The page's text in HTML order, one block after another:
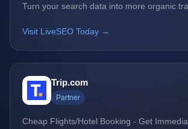
Turn your search data into more organic
Visit LiveSEO Today →
Trip.com
Partner
Cheap Flights/Hotel Booking - Get